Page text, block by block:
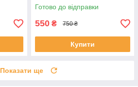
Готово до відправки
550 ₴ 750 ₴
Купити
Показати ще